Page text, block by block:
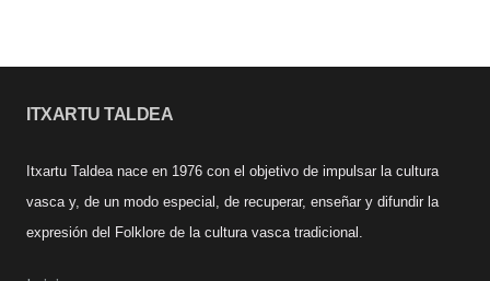
ITXARTU TALDEA
Itxartu Taldea nace en 1976 con el objetivo de impulsar la cultura
vasca y, de un modo especial, de recuperar, enseñar y difundir la
expresión del Folklore de la cultura vasca tradicional.